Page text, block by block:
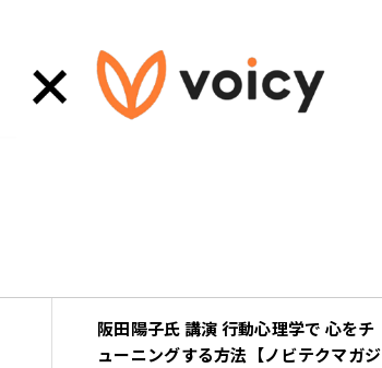
阪田陽子氏 講演 行動心理学で 心をチ
ューニングする方法【ノビテクマガジ